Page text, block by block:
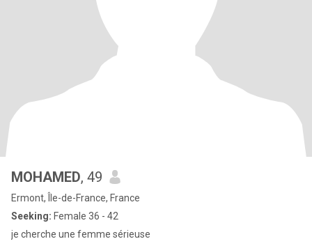
MOHAMED, 49
Ermont, Île-de-France, France
Seeking: Female 36 - 42
je cherche une femme sérieuse